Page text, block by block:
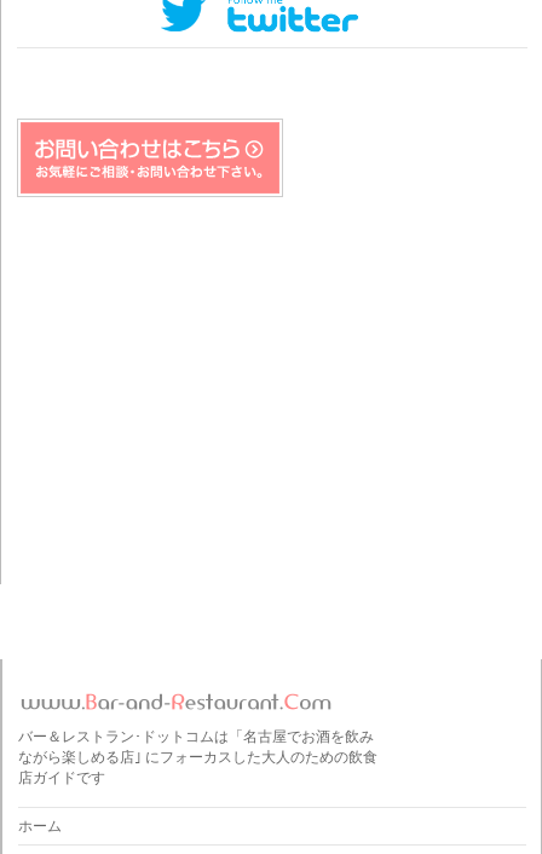
バー＆レストラン･ドットコムは「名古屋でお酒を飲み
ながら楽しめる店｣ にフォーカスした大人のための飲食
店ガイドです
ホーム